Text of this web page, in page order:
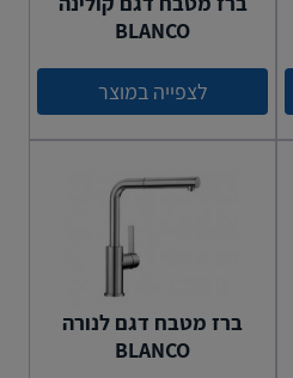
BLANCO
לצפייה במוצר
ברז מטבח דגם לנורה
BLANCO